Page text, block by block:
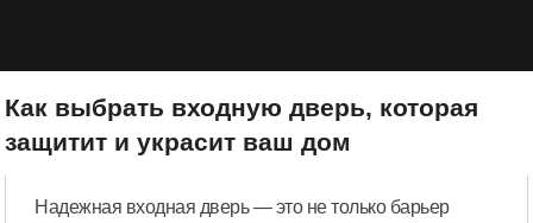
Как выбрать входную дверь, которая
защитит и украсит ваш дом
Надежная входная дверь — это не только барьер